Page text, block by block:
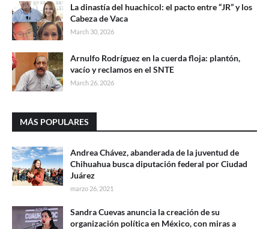
La dinastía del huachicol: el pacto entre “JR” y los
Cabeza de Vaca
March 30, 2026
Arnulfo Rodríguez en la cuerda floja: plantón,
vacío y reclamos en el SNTE
March 26, 2026
MÁS POPULARES
Andrea Chávez, abanderada de la juventud de
Chihuahua busca diputación federal por Ciudad
Juárez
marzo 26, 2021
Sandra Cuevas anuncia la creación de su
organización política en México, con miras a